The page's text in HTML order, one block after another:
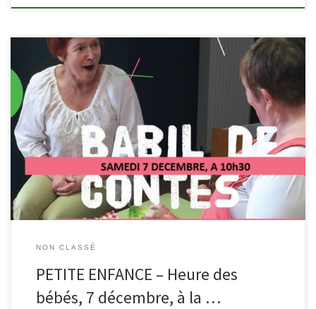
Des histoires rythmées, mêlées de jeux de doigts et de chansons,
pour les tout-petits. Un moment privilégié de plaisir à partager
avec son enfant, pour s’enraciner et grandir, avec les conteuses
Karine Moers et Marie-Noëlle Vandermensbrugghe de la Maison du
Conte de Namur. Parents, grands-parents, puéricultrices,
NON CLASSÉ
PETITE ENFANCE – Heure des
bébés, 7 décembre, à la …